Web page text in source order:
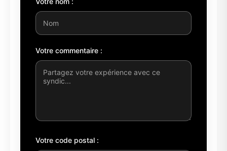
Votre commentaire :
Votre code postal :